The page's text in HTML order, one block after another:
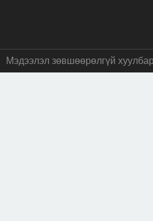
Мэдээлэл зөвшөөрөлгүй